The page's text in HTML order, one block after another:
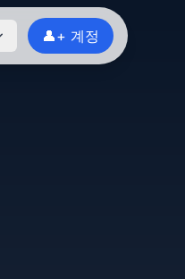
👤+ 계정